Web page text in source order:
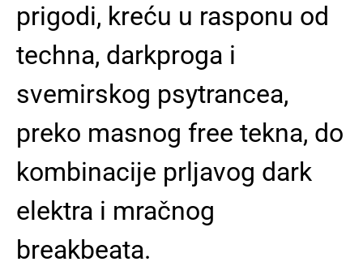
prigodi, kreću u rasponu od
techna, darkproga i
svemirskog psytrancea,
preko masnog free tekna, do
kombinacije prljavog dark
elektra i mračnog
breakbeata.